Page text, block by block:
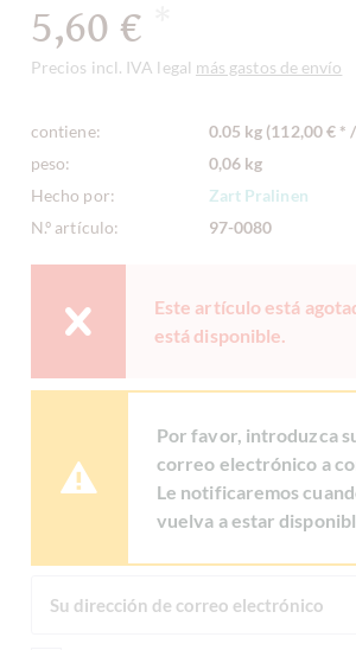
5,60 €
Precios incl. IVA legal más gastos de envío
contiene:
0.05 kg (112,00 € *
peso:
0,06 kg
Hecho por:
Zart Pralinen
N.º artículo:
97-0080
Este artículo está
está disponible.
Por favor, introduzca
correo electrónico a
Le notificaremos
vuelva a estar